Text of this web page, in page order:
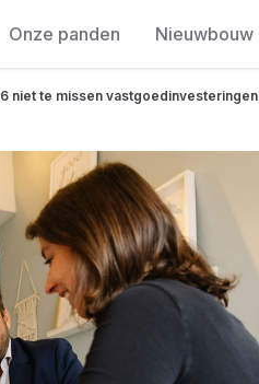
Onze panden Nieuwbouw
6 niet te missen vastgoedinvesteringen